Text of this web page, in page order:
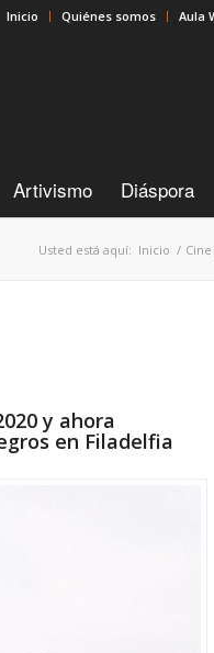
Inicio Quiénes somos Aula
Artivismo Diáspora
Usted está aquí: Inicio /
y ahora
en Filadelfia